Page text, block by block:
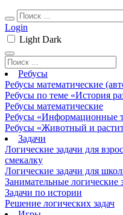
Login
Light Dark
Ребусы
Ребусы математические
Ребусы по теме «История
Ребусы математические
Ребусы «Информационные
Ребусы «Животный и
Задачи
Логические задачи для
смекалку
Логические задачи для
Занимательные логические
Задачи по истории
Решение логических задач